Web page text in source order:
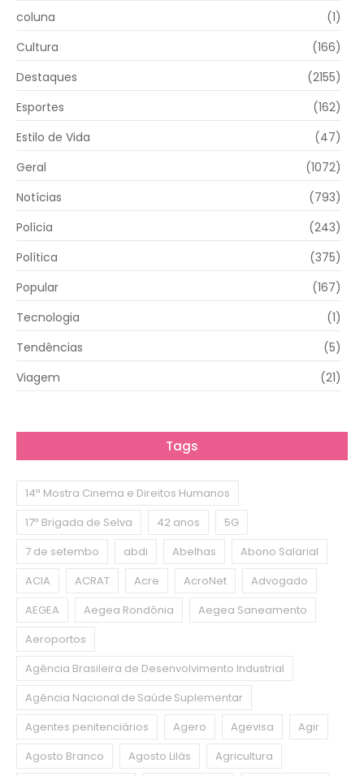
coluna
(1)
Cultura
(166)
Destaques
(2155)
Esportes
(162)
Estilo de Vida
(47)
Geral
(1072)
Notícias
(793)
Polícia
(243)
Política
(375)
Popular
(167)
Tecnologia
(1)
Tendências
(5)
Viagem
(21)
Tags
14ª Mostra Cinema e Direitos Humanos
17ª Brigada de Selva
42 anos
5G
7 de setembo
abdi Abelhas
Abono Salarial
ACIA
ACRAT Acre AcroNet
Advogado
AEGEA
Aegea Rondônia
Aegea Saneamento
Aeroportos
Agência Brasileira de Desenvolvimento Industrial
Agência Nacional de Saúde Suplementar
Agentes penitenciários
Agero Agevisa
Agir
Agosto Branco
Agosto Lilás
Agricultura